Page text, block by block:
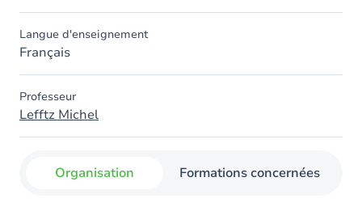
Langue d'enseignement
Français
Professeur
Lefftz Michel
Organisation Formations concernées